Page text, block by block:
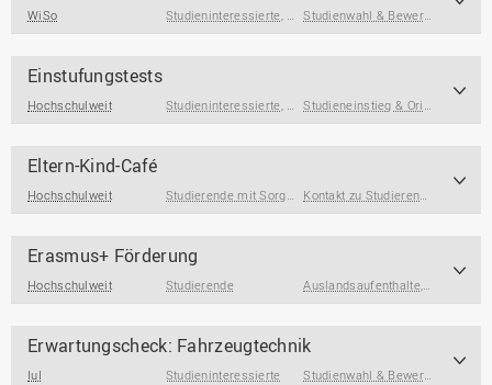
WiSo Studieninteressierte, Studienanfänger*innen Studienwahl & Bewerbung
Einstufungstests
Hochschulweit Studieninteressierte, Studienanfänger*innen Studieneinstieg & Orientierung
Eltern-Kind-Café
Hochschulweit Studierende mit Sorgeverantwortung Kontakt zu Studierenden & Alumni
Erasmus+ Förderung
Hochschulweit Studierende Auslandsaufenthalte,
Erwartungscheck: Fahrzeugtechnik
IuI Studieninteressierte Studienwahl & Bewerbung